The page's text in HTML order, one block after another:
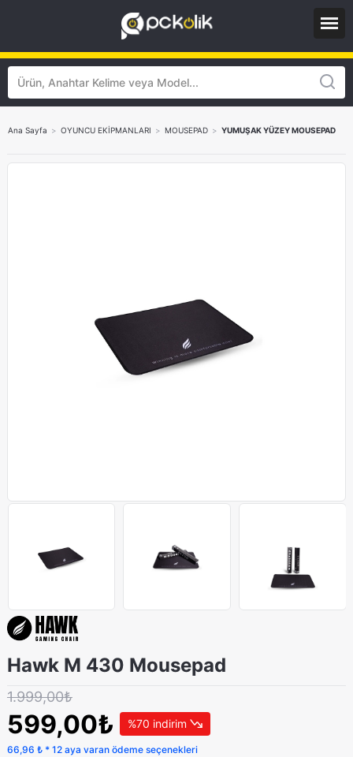
Ana Sayfa > OYUNCU EKİPMANLARI > MOUSEPAD > YUMUŞAK YÜZEY MOUSEPAD
Hawk M 430 Mousepad
1.999,00₺
599,00₺ %70 indirim
66,96 ₺ * 12 aya varan ödeme seçenekleri